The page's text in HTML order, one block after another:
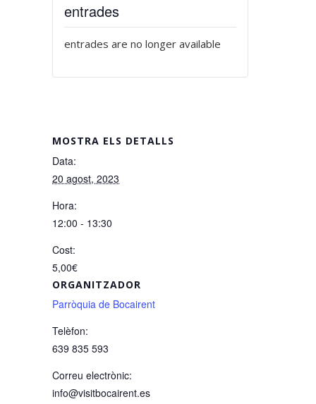
MOSTRA ELS DETALLS
Data:
20 agost, 2023
Hora:
12:00 - 13:30
Cost:
5,00€
ORGANITZADOR
Parròquia de Bocairent
Telèfon:
639 835 593
Correu electrònic:
info@visitbocairent.es
entrades
entrades are no longer available